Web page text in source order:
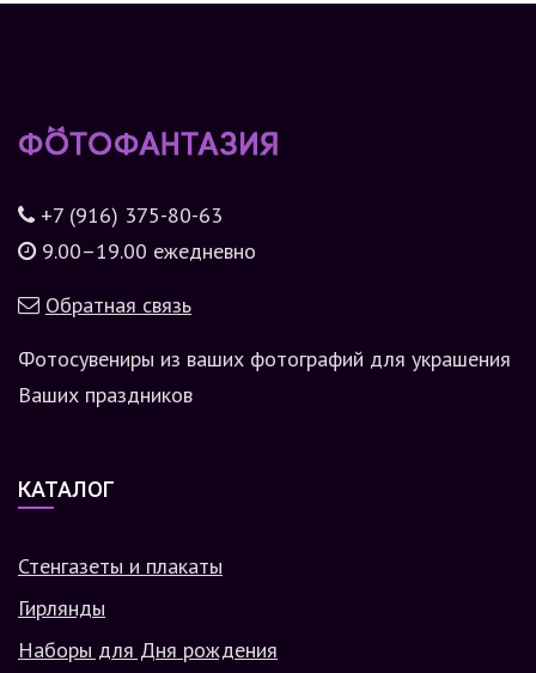
+7 (916) 375-80-63
9.00–19.00 ежедневно
Обратная связь
Фотосувениры из ваших фотографий для украшения
Ваших праздников
КАТАЛОГ
Стенгазеты и плакаты
Гирлянды
Наборы для Дня рождения